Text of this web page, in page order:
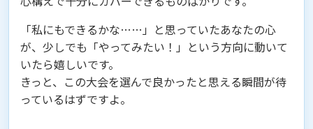
「私にもできるかな……」と思っていたあなたの心
が、少しでも「やってみたい！」という方向に動いて
いたら嬉しいです。
きっと、この大会を選んで良かったと思える瞬間が待
っているはずですよ。